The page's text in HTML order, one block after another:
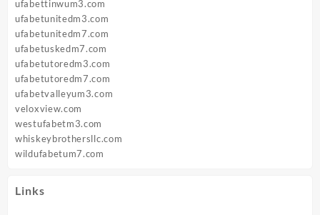
ufabettinwum3.com
ufabetunitedm3.com
ufabetunitedm7.com
ufabetuskedm7.com
ufabetutoredm3.com
ufabetutoredm7.com
ufabetvalleyum3.com
veloxview.com
westufabetm3.com
whiskeybrothersllc.com
wildufabetum7.com
Links